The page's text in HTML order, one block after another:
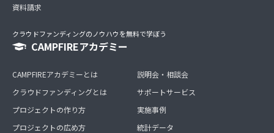
資料請求
クラウドファンディングのノウハウを無料で学ぼう
CAMPFIREアカデミー
CAMPFIREアカデミーとは
クラウドファンディングとは
プロジェクトの作り方
プロジェクトの広め方
説明会・相談会
サポートサービス
実施事例
統計データ